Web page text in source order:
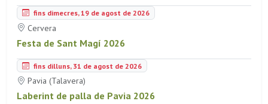
fins dimecres, 19 de agost de 2026
Cervera
Festa de Sant Magí 2026
fins dilluns, 31 de agost de 2026
Pavia (Talavera)
Laberint de palla de Pavia 2026